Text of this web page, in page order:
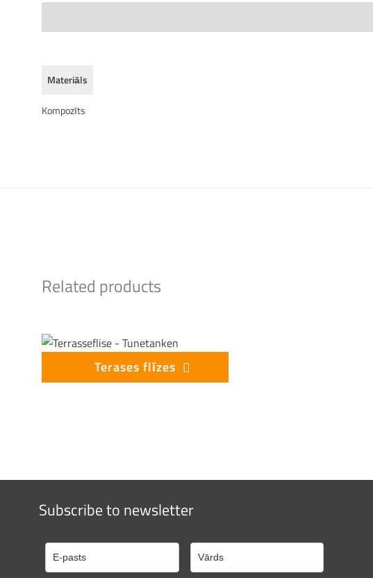
Materiāls
Kompozīts
Related products
Terases flīzes
Subscribe to newsletter